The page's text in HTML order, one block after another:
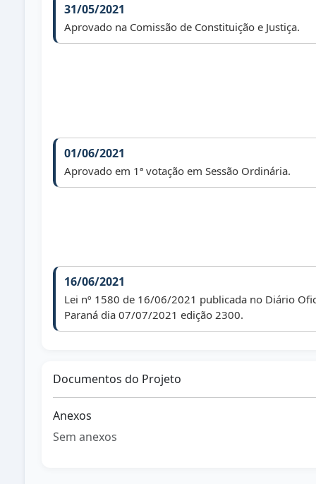
31/05/2021
Aprovado na Comissão de Constituição e Justiça.
01/06/2021
Aprovado em 1ª votação em Sessão Ordinária.
16/06/2021
Lei nº 1580 de 16/06/2021 publicada no Diário
Paraná dia 07/07/2021 edição 2300.
Documentos do Projeto
Anexos
Sem anexos